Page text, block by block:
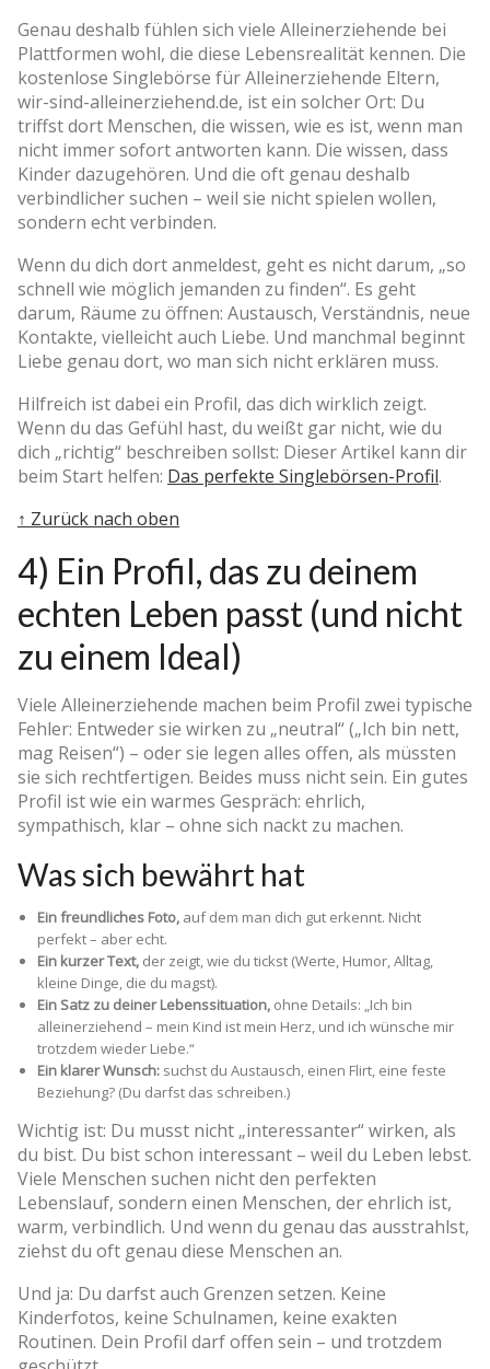
Genau deshalb fühlen sich viele Alleinerziehende bei
Plattformen wohl, die diese Lebensrealität kennen. Die
kostenlose Singlebörse für Alleinerziehende Eltern,
wir-sind-alleinerziehend.de, ist ein solcher Ort: Du
triffst dort Menschen, die wissen, wie es ist, wenn man
nicht immer sofort antworten kann. Die wissen, dass
Kinder dazugehören. Und die oft genau deshalb
verbindlicher suchen – weil sie nicht spielen wollen,
sondern echt verbinden.
Wenn du dich dort anmeldest, geht es nicht darum, „so
schnell wie möglich jemanden zu finden“. Es geht
darum, Räume zu öffnen: Austausch, Verständnis, neue
Kontakte, vielleicht auch Liebe. Und manchmal beginnt
Liebe genau dort, wo man sich nicht erklären muss.
Hilfreich ist dabei ein Profil, das dich wirklich zeigt.
Wenn du das Gefühl hast, du weißt gar nicht, wie du
dich „richtig“ beschreiben sollst: Dieser Artikel kann dir
beim Start helfen: Das perfekte Singlebörsen-Profil.
↑ Zurück nach oben
4) Ein Profil, das zu deinem
echten Leben passt (und nicht
zu einem Ideal)
Viele Alleinerziehende machen beim Profil zwei typische
Fehler: Entweder sie wirken zu „neutral“ („Ich bin nett,
mag Reisen“) – oder sie legen alles offen, als müssten
sie sich rechtfertigen. Beides muss nicht sein. Ein gutes
Profil ist wie ein warmes Gespräch: ehrlich,
sympathisch, klar – ohne sich nackt zu machen.
Was sich bewährt hat
Ein freundliches Foto, auf dem man dich gut erkennt. Nicht
perfekt – aber echt.
Ein kurzer Text, der zeigt, wie du tickst (Werte, Humor, Alltag,
kleine Dinge, die du magst).
Ein Satz zu deiner Lebenssituation, ohne Details: „Ich bin
alleinerziehend – mein Kind ist mein Herz, und ich wünsche mir
trotzdem wieder Liebe.“
Ein klarer Wunsch: suchst du Austausch, einen Flirt, eine feste
Beziehung? (Du darfst das schreiben.)
Wichtig ist: Du musst nicht „interessanter“ wirken, als
du bist. Du bist schon interessant – weil du Leben lebst.
Viele Menschen suchen nicht den perfekten
Lebenslauf, sondern einen Menschen, der ehrlich ist,
warm, verbindlich. Und wenn du genau das ausstrahlst,
ziehst du oft genau diese Menschen an.
Und ja: Du darfst auch Grenzen setzen. Keine
Kinderfotos, keine Schulnamen, keine exakten
Routinen. Dein Profil darf offen sein – und trotzdem